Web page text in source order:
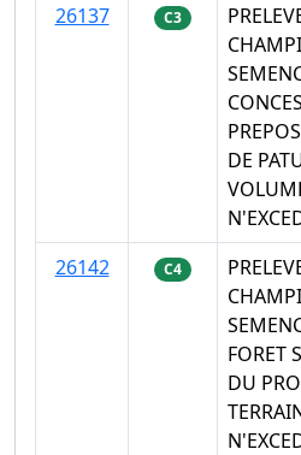
26137
C3
DE
26142
C4
FORET
DU